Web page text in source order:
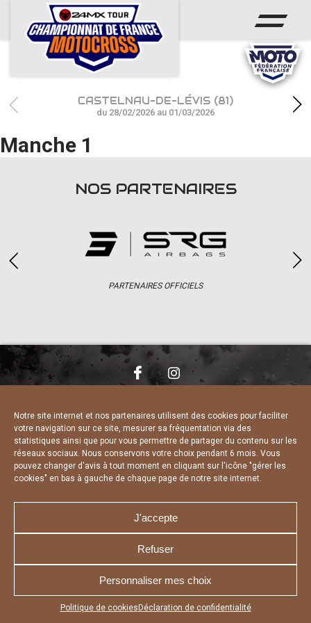
Notre site internet et nos partenaires utilisent des cookies pour faciliter
votre navigation sur ce site, mesurer sa fréquentation via des
statistiques ainsi que pour vous permettre de partager du contenu sur les
réseaux sociaux. Nous conservons votre choix pendant 6 mois. Vous
pouvez changer d'avis à tout moment en cliquant sur l'icône "gérer les
cookies" en bas à gauche de chaque page de notre site internet.
J'accepte
Refuser
Personnaliser mes choix
Politique de cookies Déclaration de confidentialité
Appuyez sur le bouton partager en bas de votre
ACCUEIL
ACTUS
CALENDRIER
RÉSULTATS
PHOTOS / WEB TV
CASTELNAU-DE-LÉVIS (81)
du 28/02/2026 au 01/03/2026
Manche 1
NOS PARTENAIRES
PARTENAIRES OFFICIELS
CHARTE DE CONFIDENTIALITÉ
DÉCLARATION DE CONFIDENTIALITÉ
POLITIQUE D’UTILISATION DES COOKIES
RÉALISÉ PAR L’AGENCE WEB A3 WEB